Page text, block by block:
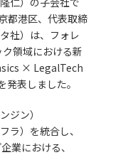
都港区、代表取締
社）は、フォレ
領域における新
× LegalTech
発表しました。
ジン）
ラ）を統合し、
業における、